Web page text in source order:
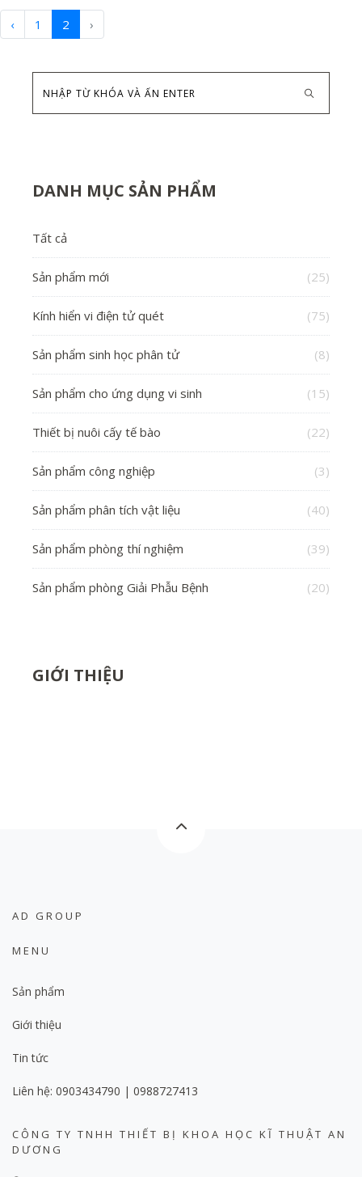
‹ 1 2 ›
DANH MỤC SẢN PHẨM
Tất cả
Sản phẩm mới (25)
Kính hiển vi điện tử quét (75)
Sản phẩm sinh học phân tử (8)
Sản phẩm cho ứng dụng vi sinh (15)
Thiết bị nuôi cấy tế bào (22)
Sản phẩm công nghiệp (3)
Sản phẩm phân tích vật liệu (40)
Sản phẩm phòng thí nghiệm (39)
Sản phẩm phòng Giải Phẫu Bệnh (20)
GIỚI THIỆU
AD GROUP
MENU
Sản phẩm
Giới thiệu
Tin tức
Liên hệ: 0903434790 | 0988727413
CÔNG TY TNHH THIẾT BỊ KHOA HỌC KĨ THUẬT AN
DƯƠNG